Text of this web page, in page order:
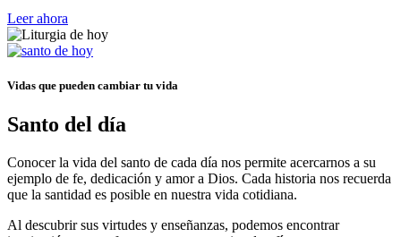
Leer ahora
Vidas que pueden cambiar tu vida
Santo del día
Conocer la vida del santo de cada día nos permite acercarnos a su
ejemplo de fe, dedicación y amor a Dios. Cada historia nos recuerda
que la santidad es posible en nuestra vida cotidiana.
Al descubrir sus virtudes y enseñanzas, podemos encontrar